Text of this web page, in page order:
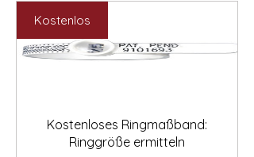
Preis
2.531,00 €
Preis
Kostenlos
Kostenloses Ringmaßband:
Ringgröße ermitteln